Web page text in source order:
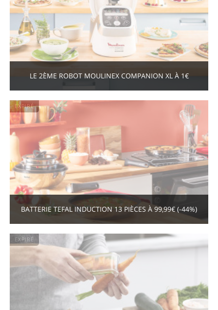
LE 2ÈME ROBOT MOULINEX COMPANION XL À 1€
EXPIRÉ
BATTERIE TEFAL INDUCTION 13 PIÈCES À 99,99€ (-44%)
EXPIRÉ